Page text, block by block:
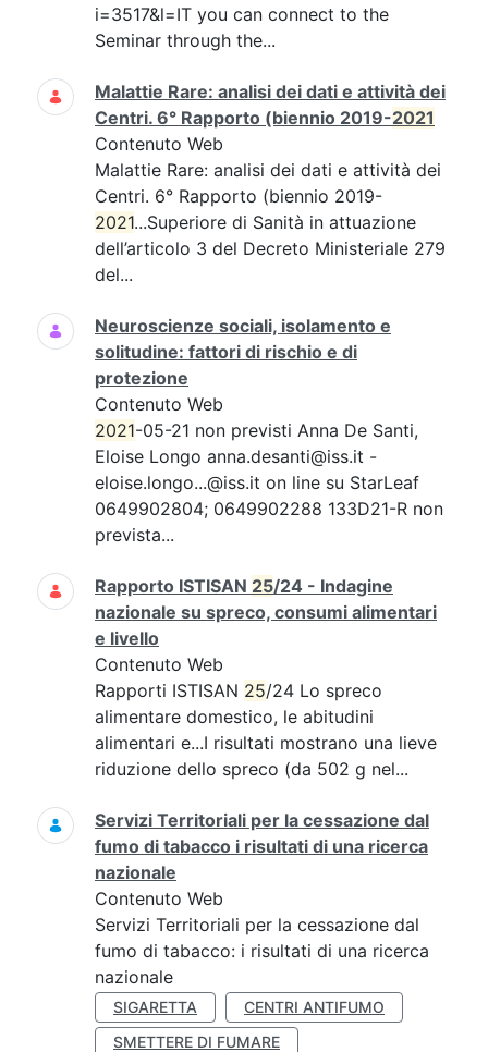
i=3517&l=IT you can connect to the
Seminar through the...
Malattie Rare: analisi dei dati e attività dei
Centri. 6° Rapporto (biennio 2019-2021
Contenuto Web
Malattie Rare: analisi dei dati e attività dei
Centri. 6° Rapporto (biennio 2019-
2021...Superiore di Sanità in attuazione
dell’articolo 3 del Decreto Ministeriale 279
del...
Neuroscienze sociali, isolamento e
solitudine: fattori di rischio e di
protezione
Contenuto Web
2021-05-21 non previsti Anna De Santi,
Eloise Longo anna.desanti@iss.it -
eloise.longo...@iss.it on line su StarLeaf
0649902804; 0649902288 133D21-R non
prevista...
Rapporto ISTISAN 25/24 - Indagine
nazionale su spreco, consumi alimentari
e livello
Contenuto Web
Rapporti ISTISAN 25/24 Lo spreco
alimentare domestico, le abitudini
alimentari e...I risultati mostrano una lieve
riduzione dello spreco (da 502 g nel...
Servizi Territoriali per la cessazione dal
fumo di tabacco i risultati di una ricerca
nazionale
Contenuto Web
Servizi Territoriali per la cessazione dal
fumo di tabacco: i risultati di una ricerca
nazionale
SIGARETTA
CENTRI ANTIFUMO
SMETTERE DI FUMARE